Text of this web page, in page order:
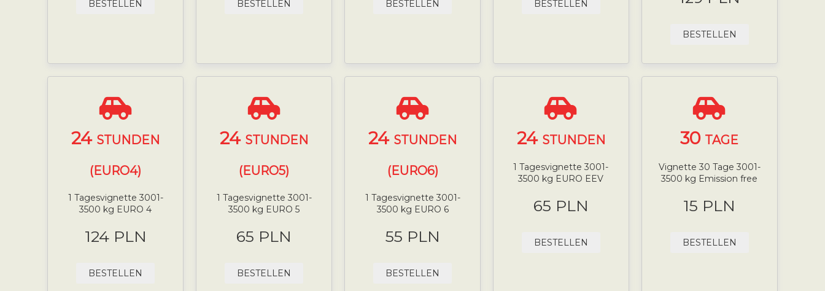
BESTELLEN BESTELLEN BESTELLEN BESTELLEN
BESTELLEN
24 STUNDEN
(EURO4)
1 Tagesvignette 3001-
3500 kg EURO 4
124 PLN
BESTELLEN
24 STUNDEN
(EURO5)
1 Tagesvignette 3001-
3500 kg EURO 5
65 PLN
BESTELLEN
24 STUNDEN
(EURO6)
1 Tagesvignette 3001-
3500 kg EURO 6
55 PLN
BESTELLEN
24 STUNDEN
1 Tagesvignette 3001-
3500 kg EURO EEV
65 PLN
BESTELLEN
30 TAGE
Vignette 30 Tage 3001-
3500 kg Emission free
15 PLN
BESTELLEN